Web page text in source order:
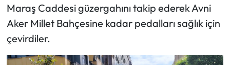
Maraş Caddesi güzergahını takip ederek Avni
Aker Millet Bahçesine kadar pedalları sağlık için
çevirdiler.